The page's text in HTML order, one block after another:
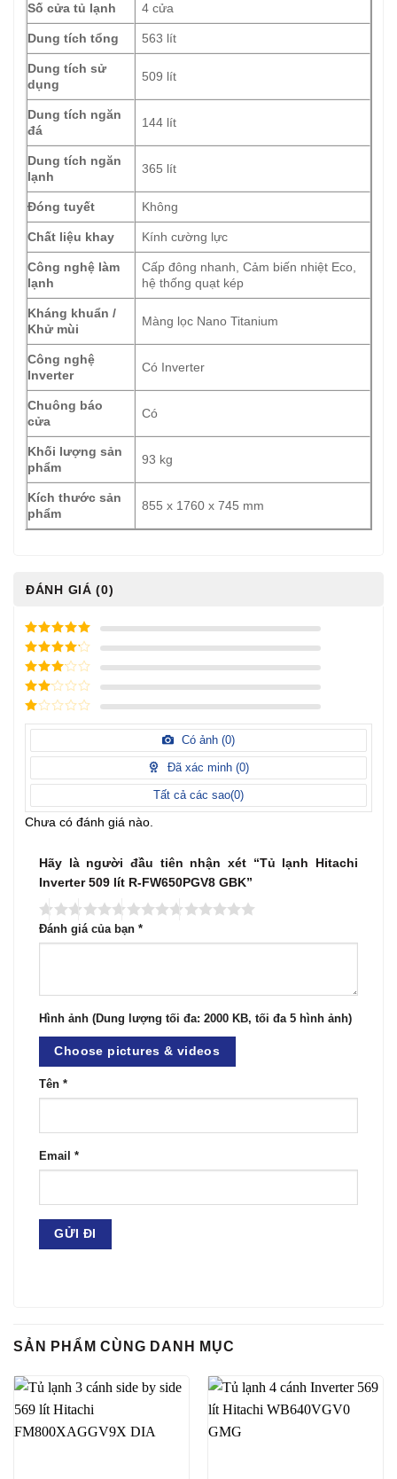
Số cửa tủ lạnh 4 cửa
Dung tích tổng 563 lít
Dung tích sử
dụng
509 lít
Dung tích ngăn
đá
144 lít
Dung tích ngăn
lạnh
365 lít
Đóng tuyết Không
Chất liệu khay Kính cường lực
Công nghệ làm
lạnh
Cấp đông nhanh, Cảm biến nhiệt Eco,
hệ thống quạt kép
Kháng khuẩn /
Khử mùi
Màng lọc Nano Titanium
Công nghệ
Inverter
Có Inverter
Chuông báo
cửa
Có
Khối lượng sản
phẩm
93 kg
Kích thước sản
phẩm
855 x 1760 x 745 mm
ĐÁNH GIÁ (0)
5/ 5 điểm
4/ 5
điểm
3/ 5
điểm
2/
điểm
1
điểm
Có ảnh (0)
Đã xác minh (0)
Tất cả các sao(0)
Chưa có đánh giá nào.
Hãy là người đầu tiên nhận xét “Tủ lạnh Hitachi
Inverter 509 lít R-FW650PGV8 GBK”
Đánh giá của bạn *
Hình ảnh (Dung lượng tối đa: 2000 KB, tối đa 5 hình ảnh)
Choose pictures & videos
Tên *
Email *
SẢN PHẨM CÙNG DANH MỤC